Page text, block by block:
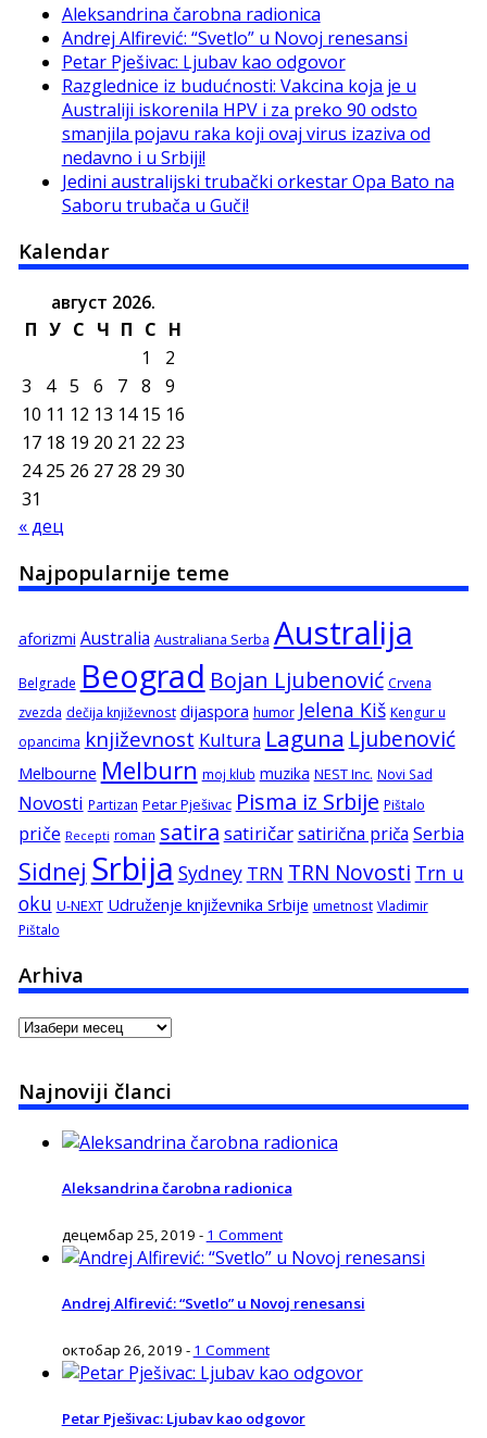
Aleksandrina čarobna radionica
Andrej Alfirević: “Svetlo” u Novoj renesansi
Petar Pješivac: Ljubav kao odgovor
Razglednice iz budućnosti: Vakcina koja je u
Australiji iskorenila HPV i za preko 90 odsto
smanjila pojavu raka koji ovaj virus izaziva od
nedavno i u Srbiji!
Jedini australijski trubački orkestar Opa Bato na
Saboru trubača u Guči!
Kalendar
август 2026.
П У С Ч П С Н
1
2
3
4 5 6 7 8
9
10 11 12 13 14 15 16
17 18 19 20 21 22 23
24 25 26 27 28 29 30
31
« дец
Najpopularnije teme
aforizmi Australia Australiana Serba Australija
Belgrade Beograd Bojan Ljubenović Crvena
zvezda dečija književnost dijaspora humor Jelena Kiš Kengur u
opancima književnost Kultura Laguna Ljubenović
Melbourne Melburn moj klub muzika NEST Inc. Novi Sad
Novosti Partizan Petar Pješivac Pisma iz Srbije Pištalo
priče Recepti roman satira satiričarsatirična priča Serbia
Sidnej Srbija Sydney TRN TRN Novosti Trn u
oku U-NEXT Udruženje književnika Srbije umetnost Vladimir
Pištalo
Arhiva
Arhiva
Najnoviji članci
Aleksandrina čarobna radionica
децембар 25, 2019 - 1 Comment
Andrej Alfirević: “Svetlo” u Novoj renesansi
октобар 26, 2019 - 1 Comment
Petar Pješivac: Ljubav kao odgovor